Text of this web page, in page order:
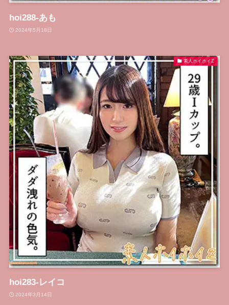
hoi288-あも
2024年5月18日
素人ホイホイZ
hoi283-レイコ
2024年3月14日